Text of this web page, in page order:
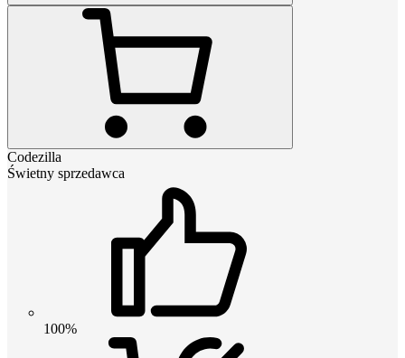
Codezilla
Świetny sprzedawca
100%